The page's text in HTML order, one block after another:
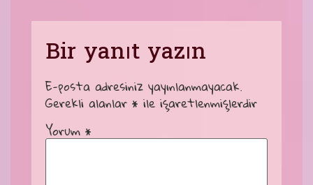
Bir yanıt yazın
E-posta adresiniz yayınlanmayacak.
Gerekli alanlar * ile işaretlenmişlerdir
Yorum *